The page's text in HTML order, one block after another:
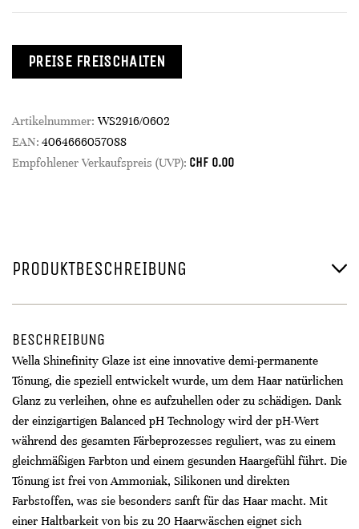
PREISE FREISCHALTEN
Artikelnummer: WS2916/0602
EAN: 4064666057088
Empfohlener Verkaufspreis (UVP): CHF 0.00
PRODUKTBESCHREIBUNG
BESCHREIBUNG
Wella Shinefinity Glaze ist eine innovative demi-permanente
Tönung, die speziell entwickelt wurde, um dem Haar natürlichen
Glanz zu verleihen, ohne es aufzuhellen oder zu schädigen. Dank
der einzigartigen Balanced pH Technology wird der pH-Wert
während des gesamten Färbeprozesses reguliert, was zu einem
gleichmäßigen Farbton und einem gesunden Haargefühl führt. Die
Tönung ist frei von Ammoniak, Silikonen und direkten
Farbstoffen, was sie besonders sanft für das Haar macht. Mit
einer Haltbarkeit von bis zu 20 Haarwäschen eignet sich